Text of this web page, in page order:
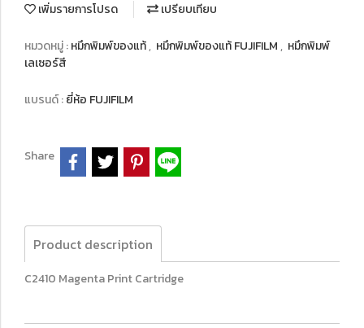
เพิ่มรายการโปรด เปรียบเทียบ
หมวดหมู่ :หมึกพิมพ์ของแท้, หมึกพิมพ์ของแท้ FUJIFILM , หมึกพิมพ์
เลเซอร์สี
แบรนด์ :ยี่ห้อ FUJIFILM
Share
Product description
C2410 Magenta Print Cartridge